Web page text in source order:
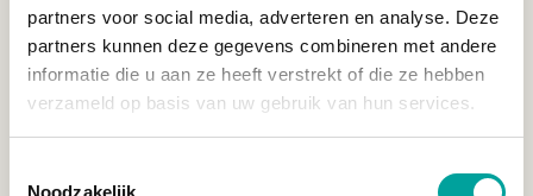
partners voor social media, adverteren en analyse. Deze
partners kunnen deze gegevens combineren met andere
informatie die u aan ze heeft verstrekt of die ze hebben
verzameld op basis van uw gebruik van hun services.
Noodzakelijk
Mentaliteit van
doorpakken
De mentaliteit van de gemiddelde Amsterdammer is